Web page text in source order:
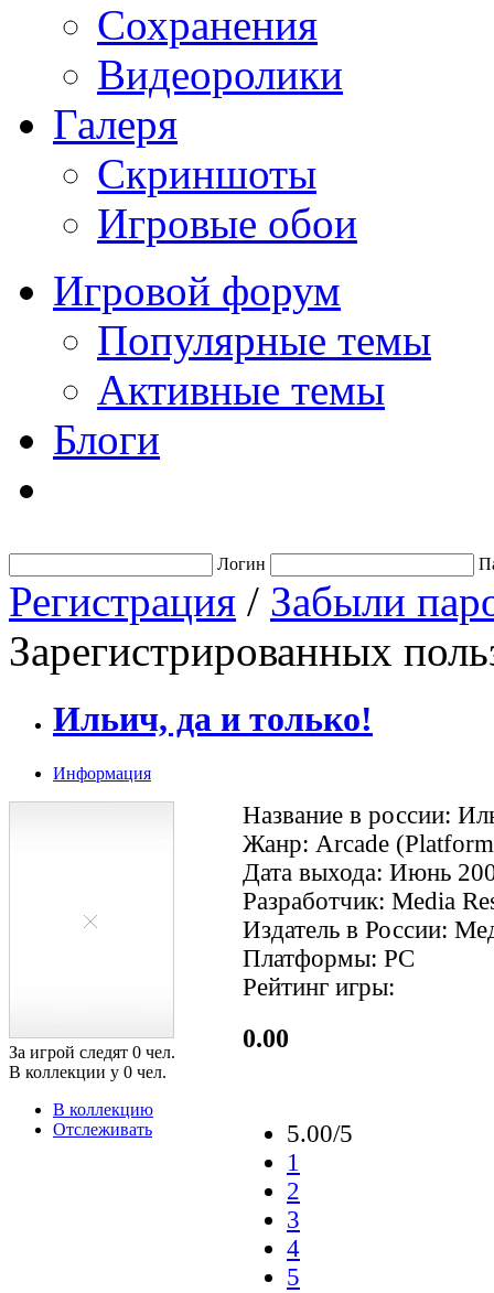
Сохранения
Видеоролики
Галеря
Скриншоты
Игровые обои
Игровой форум
Популярные темы
Активные темы
Блоги
Логин
Регистрация / Забыли
Зарегистрированных
Ильич, да и только!
Информация
За игрой следят 0 чел.
В коллекции у 0 чел.
В коллекцию
Отслеживать
Название в россии:
Жанр: Arcade
Дата выхода: Июнь
Разработчик: Media
Издатель в России:
Платформы: PC
Рейтинг игры:
0.00
5.00/5
1
2
3
4
5